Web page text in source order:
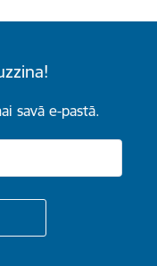
savā e-pastā.